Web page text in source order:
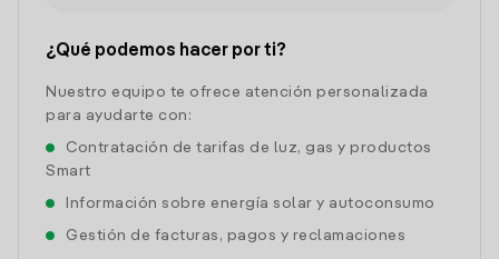
¿Qué podemos hacer por ti?
Nuestro equipo te ofrece atención personalizada
para ayudarte con:
Contratación de tarifas de luz, gas y productos
Smart
Información sobre energía solar y autoconsumo
Gestión de facturas, pagos y reclamaciones